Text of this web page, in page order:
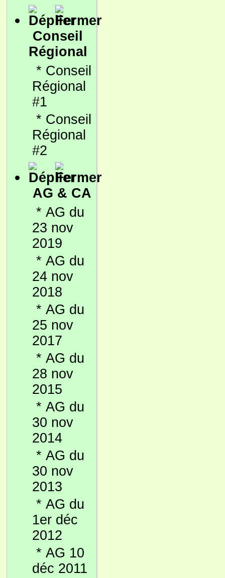
Conseil
Régional
* Conseil
Régional
#1
* Conseil
Régional
#2
AG & CA
* AG du
23 nov
2019
* AG du
24 nov
2018
* AG du
25 nov
2017
* AG du
28 nov
2015
* AG du
30 nov
2014
* AG du
30 nov
2013
* AG du
1er déc
2012
* AG 10
déc 2011